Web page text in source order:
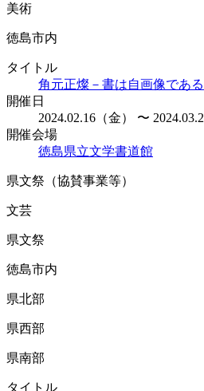
美術
徳島市内
タイトル
角元正燦－書は自画像である
開催日
2024.02.16（金） 〜
開催会場
徳島県立文学書道館
県文祭（協賛事業等）
文芸
県文祭
徳島市内
県北部
県西部
県南部
タイトル